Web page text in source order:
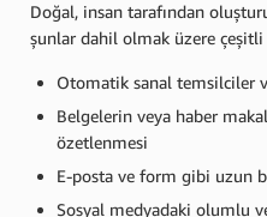
Doğal, insan tarafından
şunlar dahil olmak üzere
Otomatik sanal temsilciler
Belgelerin veya haber
özetlenmesi
E-posta ve form gibi uzun
Sosyal medyadaki olumlu